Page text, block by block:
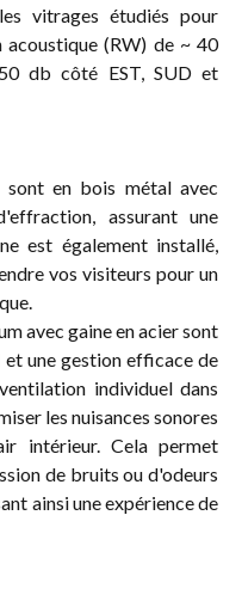
vitrages étudiés pour
(RW) de ~ 40
db côté EST, SUD et
sont en bois métal avec
assurant une
est également installé,
vos visiteurs pour un
avec gaine en acier sont
une gestion efficace de
individuel dans
les nuisances sonores
intérieur. Cela permet
de bruits ou d'odeurs
ainsi une expérience de